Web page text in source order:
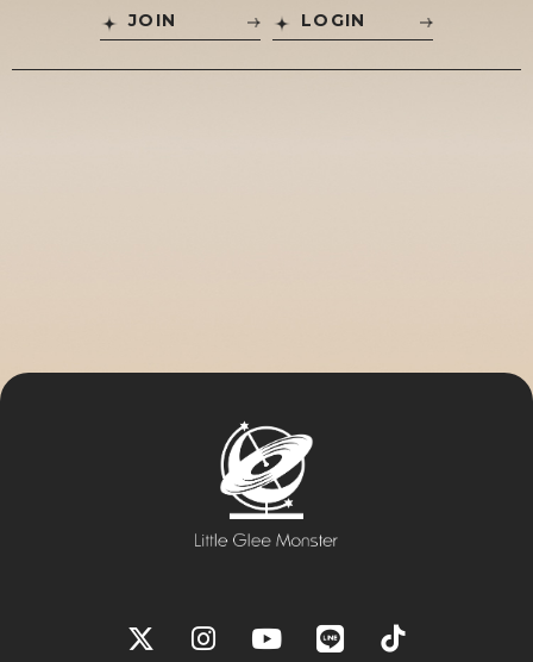
JOIN LOGIN